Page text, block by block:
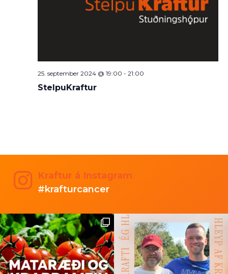
25. september 2024 @ 19:00 - 21:00
StelpuKraftur
Kraftur á Instagram
#krafturcancer